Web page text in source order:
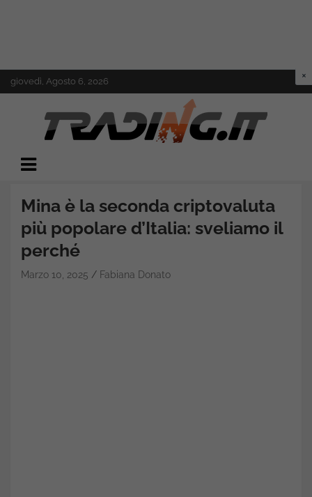
Skip
to
giovedì, Agosto 6, 2026
Trading.it
Mina è la seconda criptovaluta
più popolare d’Italia: sveliamo il
perché
Marzo 10, 2025 Fabiana Donato